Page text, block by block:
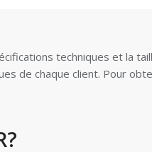
techniques et la
de chaque client. Pour